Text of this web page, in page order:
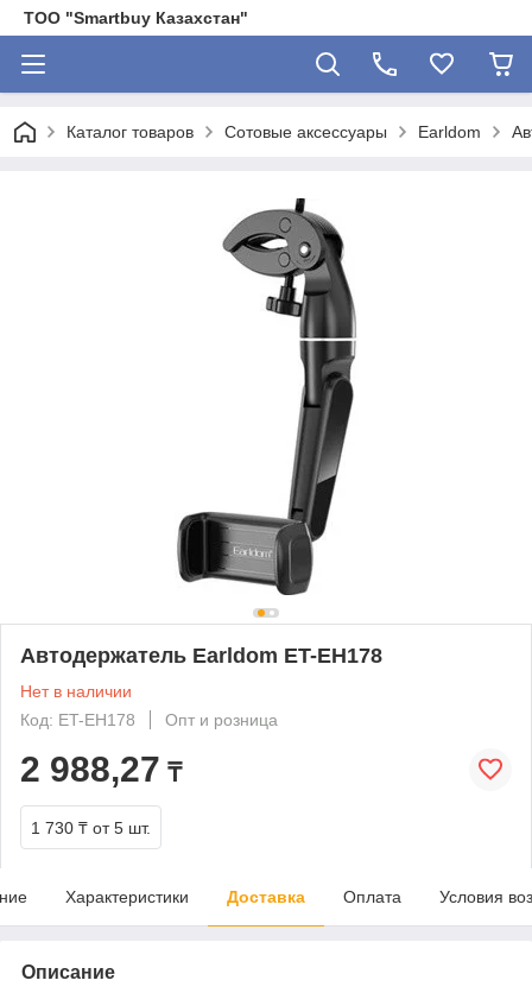
ТОО "Smartbuy Казахстан"
Каталог товаров Сотовые аксессуары Earldom
Автодержатель Earldom ET-EH178
Нет в наличии
Код: ET-EH178
Опт и розница
2 988,27 ₸
1 730 ₸ от 5 шт.
Характеристики Доставка Оплата Условия
Описание